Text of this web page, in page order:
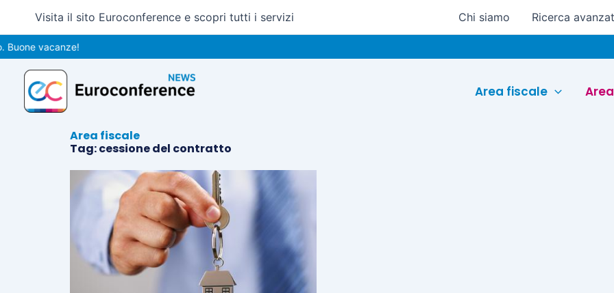
contenuto
Visita il sito Euroconference e scopri tutti i servizi Chi siamo Ricerca
vacanze!
Area fiscale
Area fiscale
Tag: cessione del contratto